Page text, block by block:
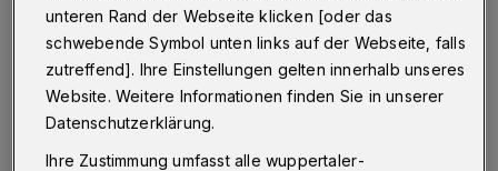
unteren Rand der Webseite klicken [oder das
schwebende Symbol unten links auf der Webseite, falls
zutreffend]. Ihre Einstellungen gelten innerhalb unseres
Website. Weitere Informationen finden Sie in unserer
Datenschutzerklärung.
Ihre Zustimmung umfasst alle wuppertaler-